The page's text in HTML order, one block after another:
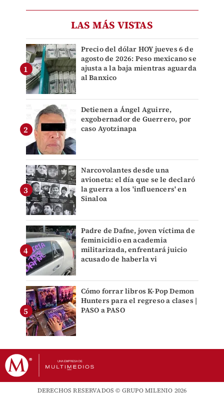
LAS MÁS VISTAS
Precio del dólar HOY jueves 6 de
agosto de 2026: Peso mexicano se
ajusta a la baja mientras aguarda
al Banxico
Detienen a Ángel Aguirre,
exgobernador de Guerrero, por
caso Ayotzinapa
Narcovolantes desde una
avioneta: el día que se le declaró
la guerra a los 'influencers' en
Sinaloa
Padre de Dafne, joven víctima de
feminicidio en academia
militarizada, enfrentará juicio
acusado de haberla vi
Cómo forrar libros K-Pop Demon
Hunters para el regreso a clases |
PASO a PASO
DERECHOS RESERVADOS © GRUPO MILENIO 2026